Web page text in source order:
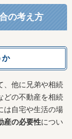
の考え方
か
、他に兄弟や相続
どの不動産を相続
は自宅や生活の場
産の必要性につい